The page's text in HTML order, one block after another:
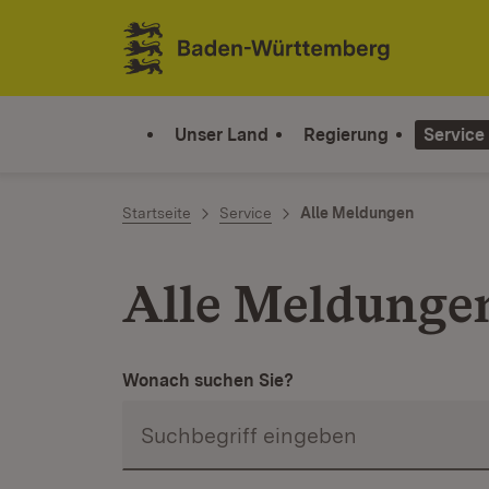
Zum Inhalt springen
Link zur Startseite
Unser Land Regierung Service
Startseite Service Alle Meldungen
Alle
Wonach suchen Sie?